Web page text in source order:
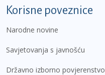
Korisne poveznice
Narodne novine
Savjetovanja s javnošću
Državno izborno povjerenstvo